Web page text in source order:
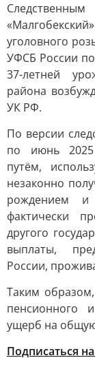
уголовного
УФСБ России
37-летней
района
УК РФ.
По версии
по июнь 2025
путём,
незаконно
рождением и
фактически
другого
выплаты,
России,
Таким
пенсионного
ущерб на
Подписаться